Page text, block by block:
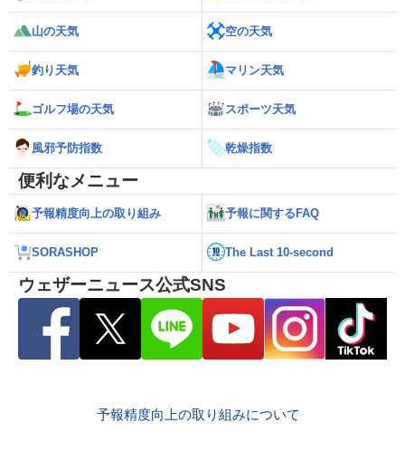
山の天気 空の天気
釣り天気 マリン天気
ゴルフ場の天気 スポーツ天気
風邪予防指数 乾燥指数
便利なメニュー
予報精度向上の取り組み 予報に関するFAQ
SORASHOP The Last 10-second
ウェザーニュース公式SNS
予報精度向上の取り組みについて